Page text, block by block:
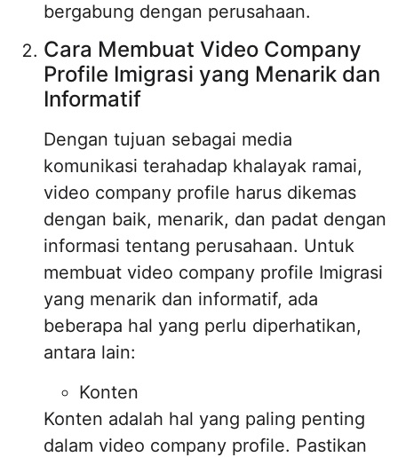
bergabung dengan perusahaan.
Cara Membuat Video Company
Profile Imigrasi yang Menarik dan
Informatif
Dengan tujuan sebagai media
komunikasi terahadap khalayak ramai,
video company profile harus dikemas
dengan baik, menarik, dan padat dengan
informasi tentang perusahaan. Untuk
membuat video company profile Imigrasi
yang menarik dan informatif, ada
beberapa hal yang perlu diperhatikan,
antara lain:
Konten
Konten adalah hal yang paling penting
dalam video company profile. Pastikan